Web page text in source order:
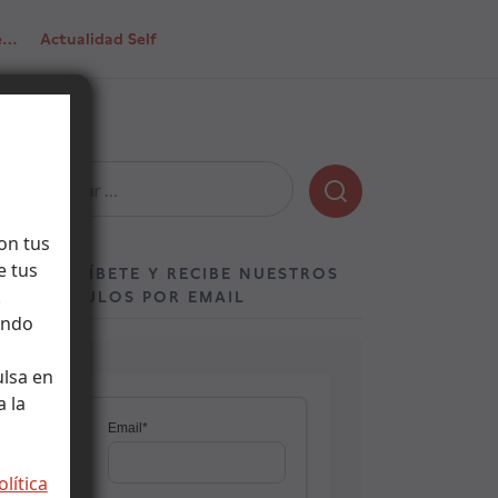
tus
tus
en
la
Actualidad Self
SUSCRÍBETE Y RECIBE NUESTROS
ARTÍCULOS POR EMAIL